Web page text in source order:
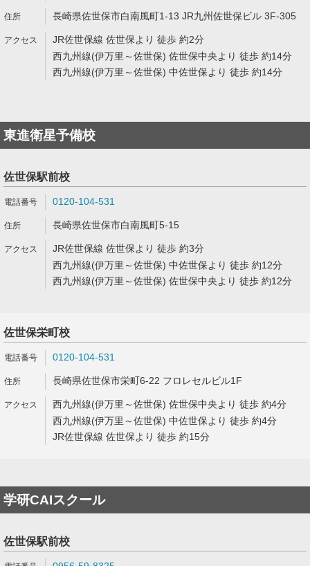
長崎県佐世保市白南風町1-13 JR九州佐世保ビル 3F-305
JR佐世保線 佐世保より 徒歩 約2分
西九州線(伊万里～佐世保) 佐世保中央より 徒歩 約14分
西九州線(伊万里～佐世保) 中佐世保より 徒歩 約14分
東進衛星予備校
佐世保駅前校
0120-104-531
長崎県佐世保市白南風町5-15
JR佐世保線 佐世保より 徒歩 約3分
西九州線(伊万里～佐世保) 中佐世保より 徒歩 約12分
西九州線(伊万里～佐世保) 佐世保中央より 徒歩 約12分
佐世保栄町校
0120-104-531
長崎県佐世保市栄町6-22 フロレセルビル1F
西九州線(伊万里～佐世保) 佐世保中央より 徒歩 約4分
西九州線(伊万里～佐世保) 中佐世保より 徒歩 約4分
JR佐世保線 佐世保より 徒歩 約15分
学研CAIスクール
佐世保駅前校